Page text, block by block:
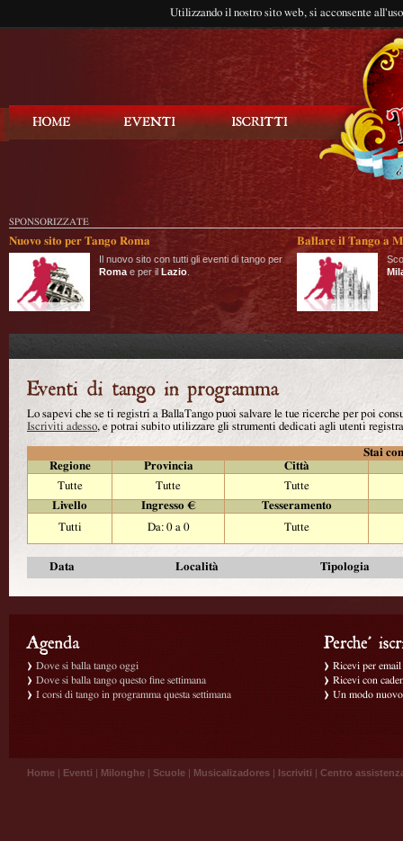
Utilizzando il nostro sito web, si acconsente
SPONSORIZZATE
Nuovo sito per Tango Roma
Il nuovo sito con tutti gli eventi di tango per
Roma e per il Lazio
Ballare il Tango a
Lo sapevi che se ti registri a BallaTango puoi salvare le tue ricerche per poi
Iscriviti adesso, e potrai subito utilizzare gli strumenti dedicati agli utenti
Stai
Regione
Provincia
Città
Tutte
Tutte
Tutte
Livello
Ingresso €
Tesseramento
Tutti
Da: 0 a 0 Tutte
Data Località Tipologia
Dove si balla tango oggi
Dove si balla tango questo fine settimana
I corsi di tango in programma questa settimana
Ricevi per
Ricevi con
Un modo
Home | Eventi | Milonghe | Scuole | Musicalizadores | Iscriviti | Centro